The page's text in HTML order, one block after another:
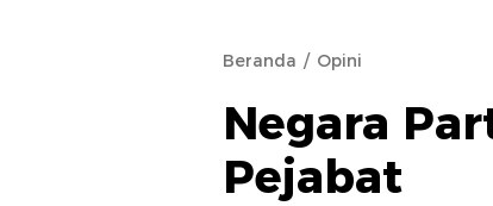
Beranda Opini
Negara
Pejabat